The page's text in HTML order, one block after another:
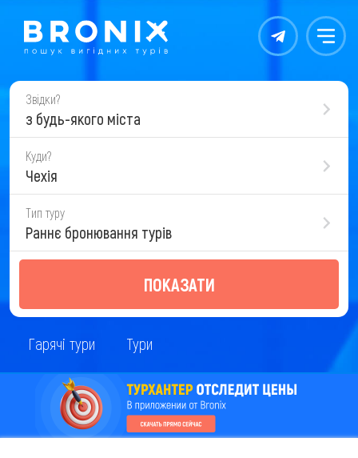
Контакты Меню
Звідки?
з будь-якого міста
Куди?
Чехія
Тип туру
Раннє бронювання турів
ПОКАЗАТИ
Гарячі тури Тури